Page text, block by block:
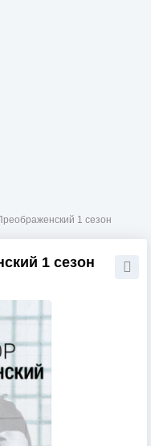
1 сезон
1 сезон